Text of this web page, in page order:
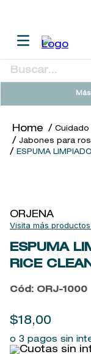
Buscar...
Cuidado
Jabones para
ESPUMA
ORJENA
ESPUMA
RICE
Cód : ORJ-1000
$18,00
o 3 pagos sin
TÉRMINOS MÁS
2.
sol ipanema
.
cleanance
6
woods of windsor
7.
kool beauty
8.
retrinal
9.
baylis